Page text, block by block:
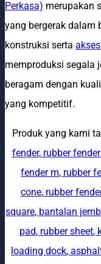
Perkasa) merupakan
yang bergerak dalam
konstruksi serta
memproduksi segala
beragam dengan
yang kompetitif.
Produk yang kami
fender, rubber
fender m, rubber
cone, rubber
square, bantalan
pad, rubber sheet,
loading dock,